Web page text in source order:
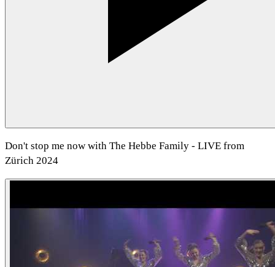
Don't stop me now with The Hebbe Family - LIVE from
Zürich 2024